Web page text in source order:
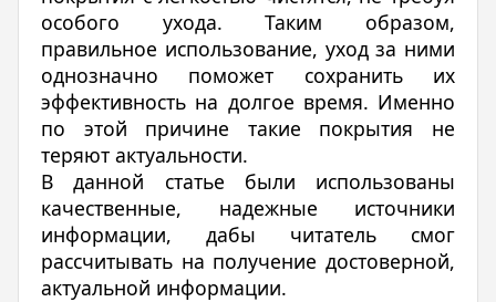
особого ухода. Таким образом,
правильное использование, уход за ними
однозначно поможет сохранить их
эффективность на долгое время. Именно
по этой причине такие покрытия не
теряют актуальности.
В данной статье были использованы
качественные, надежные источники
информации, дабы читатель смог
рассчитывать на получение достоверной,
актуальной информации.